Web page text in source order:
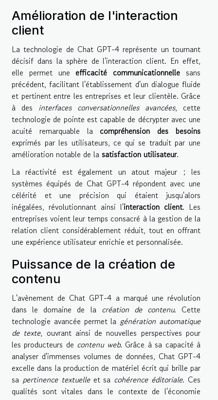
Amélioration de l'interaction
client
La technologie de Chat GPT-4 représente un tournant
décisif dans la sphère de l'interaction client. En effet,
elle permet une efficacité communicationnelle sans
précédent, facilitant l'établissement d'un dialogue fluide
et pertinent entre les entreprises et leur clientèle. Grâce
à des interfaces conversationnelles avancées, cette
technologie de pointe est capable de décrypter avec une
acuité remarquable la compréhension des besoins
exprimés par les utilisateurs, ce qui se traduit par une
amélioration notable de la satisfaction utilisateur.
La réactivité est également un atout majeur ; les
systèmes équipés de Chat GPT-4 répondent avec une
célérité et une précision qui étaient jusqu'alors
inégalées, révolutionnant ainsi l'interaction client. Les
entreprises voient leur temps consacré à la gestion de la
relation client considérablement réduit, tout en offrant
une expérience utilisateur enrichie et personnalisée.
Puissance de la création de
contenu
L'avènement de Chat GPT-4 a marqué une révolution
dans le domaine de la création de contenu. Cette
technologie avancée permet lagénération automatique
de texte, ouvrant ainsi de nouvelles perspectives pour
les producteurs de contenu web. Grâce à sa capacité à
analyser d'immenses volumes de données, Chat GPT-4
excelle dans la production de matériel écrit qui brille par
sa pertinence textuelleet sa cohérence éditoriale. Ces
qualités sont vitales dans le contexte de l'économie